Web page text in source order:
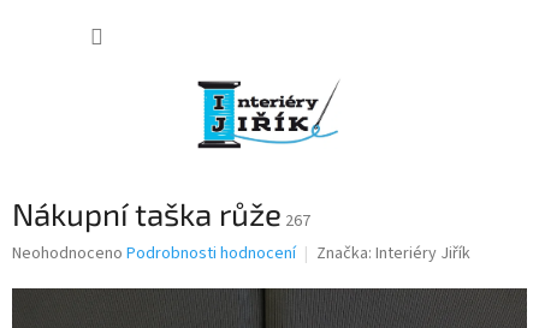
Nákupní taška růže 267
Průměrné
Neohodnoceno Podrobnosti hodnocení Značka: Interiéry Jiřík